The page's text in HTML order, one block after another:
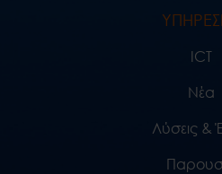
ICT
Νέα
Λύσεις &